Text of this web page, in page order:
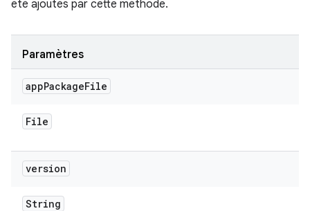
été ajoutés par cette méthode.
Paramètres
appPackageFile
File
version
String